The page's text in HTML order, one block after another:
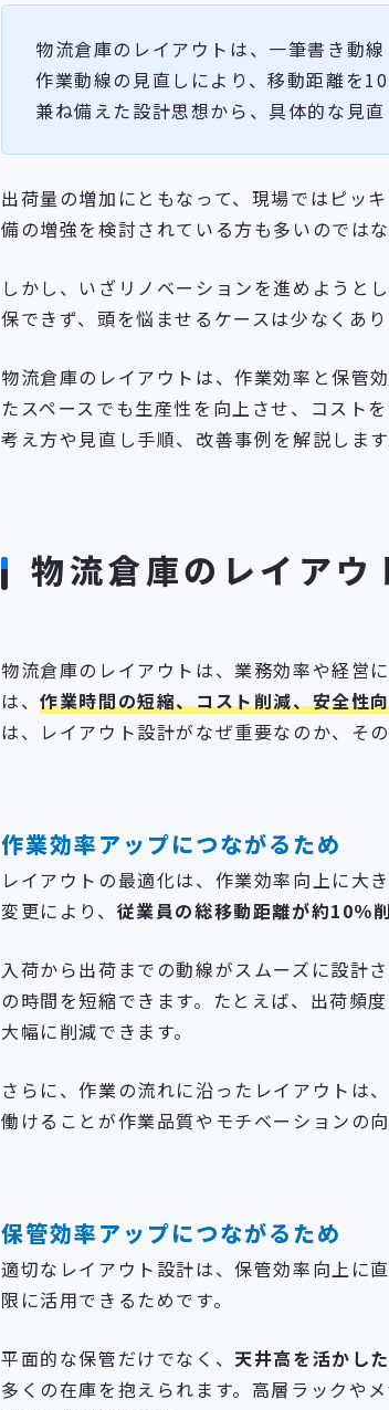
物流倉庫のレイアウトは、一筆書き動
作業動線の見直しにより、移動距離を
兼ね備えた設計思想から、具体的な見
出荷量の増加にともなって、現場ではピッ
備の増強を検討されている方も多いのではな
しかし、いざリノベーションを進めようと
保できず、頭を悩ませるケースは少なくあり
物流倉庫のレイアウトは、作業効率と保管
たスペースでも生産性を向上させ、コスト
考え方や見直し手順、改善事例を解説します
物流倉庫のレイアウ
物流倉庫のレイアウトは、業務効率や経営
は、作業時間の短縮、コスト削減、安全性
は、レイアウト設計がなぜ重要なのか、そ
作業効率アップにつながるため
レイアウトの最適化は、作業効率向上に大
変更により、 従業員の総移動距離が約10％
入荷から出荷までの動線がスムーズに設計
の時間を短縮できます。たとえば、出荷頻
大幅に削減できます。
さらに、作業の流れに沿ったレイアウトは
働けることが作業品質やモチベーションの向
保管効率アップにつながるため
適切なレイアウト設計は、保管効率向上に
限に活用できるためです。
平面的な保管だけでなく、天井高を活かし
多くの在庫を抱えられます。高層ラックや